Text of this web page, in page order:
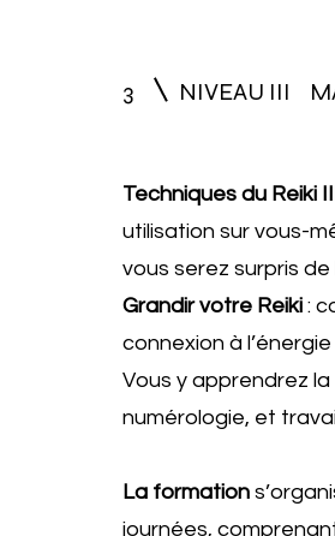
3 NIVEAU III
Techniques du Reiki
utilisation sur vous-
vous serez surpris
Grandir votre Reiki :
connexion à
Vous y apprendrez
numérologie, et
La formation
journées,